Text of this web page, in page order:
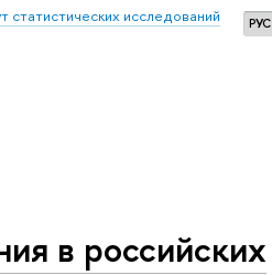
РУС
статистических исследований
в российских